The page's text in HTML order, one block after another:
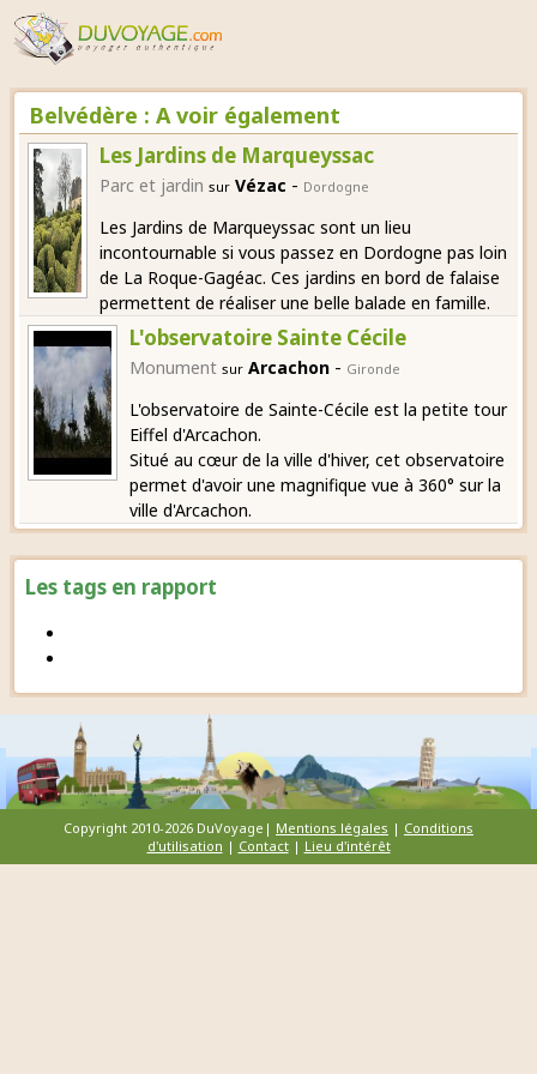
Les tags en rapport
Belvédère : A voir également
Les Jardins de Marqueyssac
Parc et jardin sur Vézac - Dordogne
Les Jardins de Marqueyssac sont un lieu
incontournable si vous passez en Dordogne pas loin
de La Roque-Gagéac. Ces jardins en bord de falaise
permettent de réaliser une belle balade en famille.
L'observatoire Sainte Cécile
Monument sur Arcachon - Gironde
L'observatoire de Sainte-Cécile est la petite tour
Eiffel d'Arcachon.
Situé au cœur de la ville d'hiver, cet observatoire
permet d'avoir une magnifique vue à 360° sur la
ville d'Arcachon.
Copyright 2010-2026 DuVoyage| Mentions légales | Conditions
d'utilisation | Contact| Lieu d'intérêt